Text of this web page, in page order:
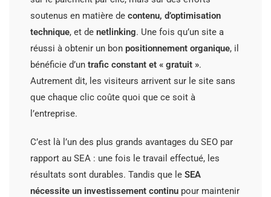
soutenus en matière de contenu, d’optimisation
technique, et de netlinking. Une fois qu’un site a
réussi à obtenir un bon positionnement organique, il
bénéficie d’un trafic constant et « gratuit ».
Autrement dit, les visiteurs arrivent sur le site sans
que chaque clic coûte quoi que ce soit à
l’entreprise.
C’est là l’un des plus grands avantages du SEO par
rapport au SEA : une fois le travail effectué, les
résultats sont durables. Tandis que le SEA
nécessite un investissement continu pour maintenir